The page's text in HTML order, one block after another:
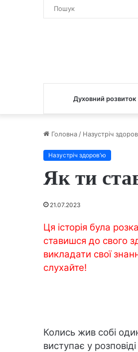
Духовний розвиток
Головна / Назустріч
Назустріч здоров'ю
Як ти
21.07.2023
Ця історія була
ставишся до свого
викладати свої
слухайте!
Колись жив собі
виступає у